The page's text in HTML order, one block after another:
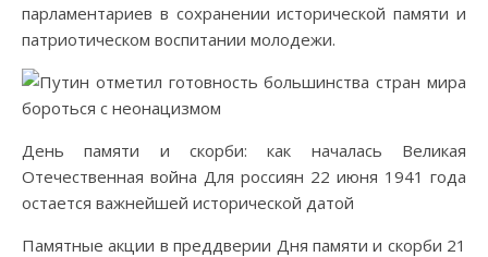
парламентариев в сохранении исторической памяти и
патриотическом воспитании молодежи.
День памяти и скорби: как началась Великая
Отечественная война Для россиян 22 июня 1941 года
остается важнейшей исторической датой
Памятные акции в преддверии Дня памяти и скорби 21